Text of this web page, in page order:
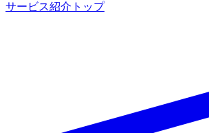
サービス紹介トップ